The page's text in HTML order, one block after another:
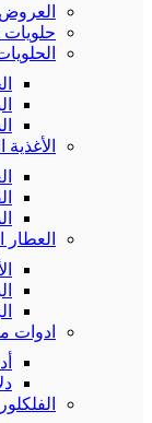
حلويات
العطار
ادوات